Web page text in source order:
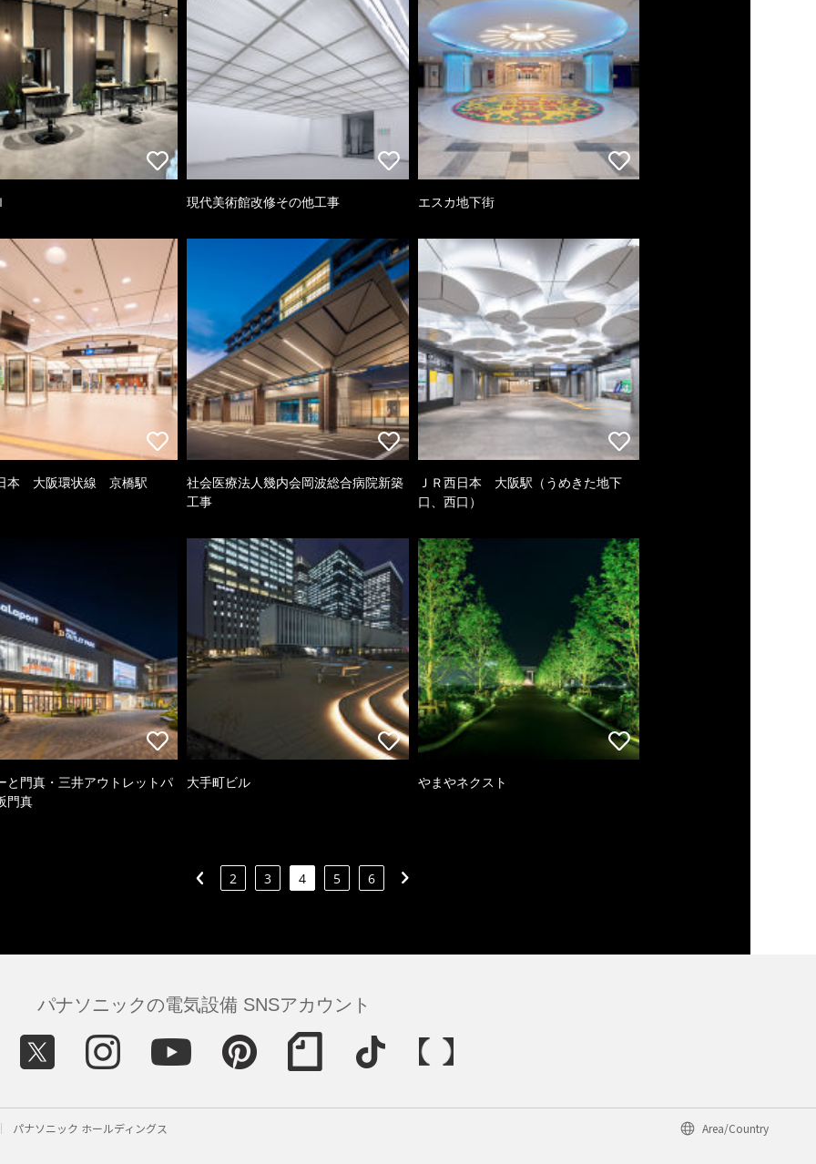
現代美術館改修その他工事 エスカ地下街
本 大阪環状線 京橋駅
社会医療法人幾内会岡波総合病院新築
工事
ＪＲ西日本 大阪駅（うめきた地下
口、西口）
と門真・三井アウトレットパ
門真
大手町ビル やまやネクスト
2 3 4 5 6
パナソニックの電気設備 SNSアカウント
パナソニック ホールディングス Area/Country